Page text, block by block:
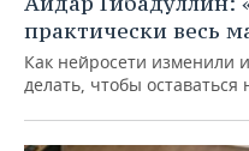
практически весь
Как нейросети изменили
делать, чтобы оставаться